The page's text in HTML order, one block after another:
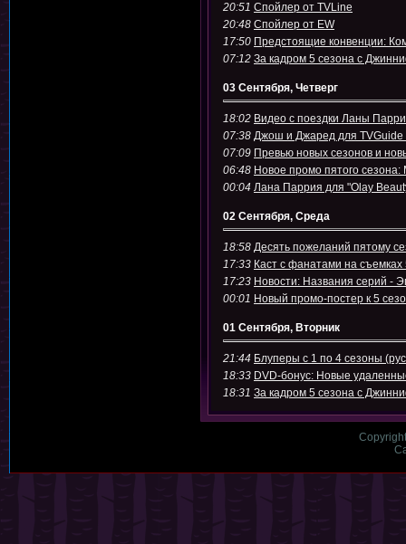
20:51 Спойлер от TVLine
20:48 Спойлер от EW
17:50 Предстоящие конвенции:
07:12 За кадром 5 сезона с
03 Сентября, Четверг
18:02 Видео с поездки Ланы
07:38 Джош и Джаред для TVGuide
07:09 Превью новых сезонов и
06:48 Новое промо пятого
00:04 Лана Паррия для "Olay
02 Сентября, Среда
18:58 Десять пожеланий пятому
17:33 Каст с фанатами на съемках
17:23 Новости: Названия серий -
00:01 Новый промо-постер к 5
01 Сентября, Вторник
21:44 Блуперы с 1 по 4 сезоны
18:33 DVD-бонус: Новые
18:31 За кадром 5 сезона с